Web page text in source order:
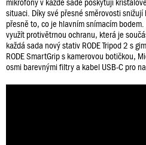
mikrofony v každé sadě poskytují
situaci. Díky své přesné směrovosti
přesně to, co je hlavním snímacím
využít protivětrnou ochranu, která je
každá sada nový stativ RODE Tripod 2 s
RODE SmartGrip s kamerovou botičkou,
osmi barevnými filtry a kabel USB-C pro